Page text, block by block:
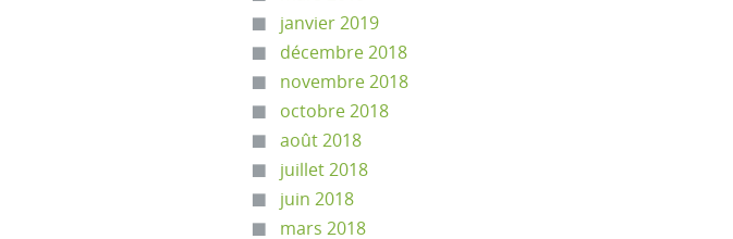
janvier 2019
décembre 2018
novembre 2018
octobre 2018
août 2018
juillet 2018
juin 2018
mars 2018